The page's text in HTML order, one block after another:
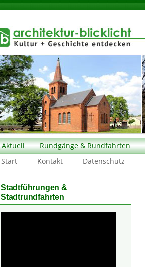
Aktuell Rundgänge & Rundfahrten
Start
Kontakt Datenschutz
Stadtführungen &
Stadtrundfahrten